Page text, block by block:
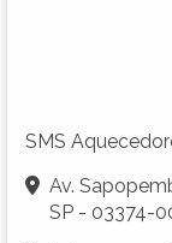
SMS
Av.
SP - 03374-